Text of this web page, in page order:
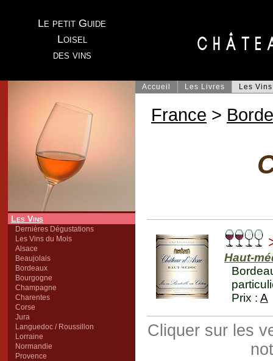
Le petit Guide
Loisel
des vins
Les Vins
Dernières Dégustations
Les Vins du Mois
Alsace
Beaujolais
Bordeaux
Bourgogne
Champagne
Charentes
Corse
Jura
Languedoc / Roussillon
Lorraine
Normandie
Provence
Accueil Les Livres Les Vins
France >
Haut-
Prix : A
Cliquer sur les